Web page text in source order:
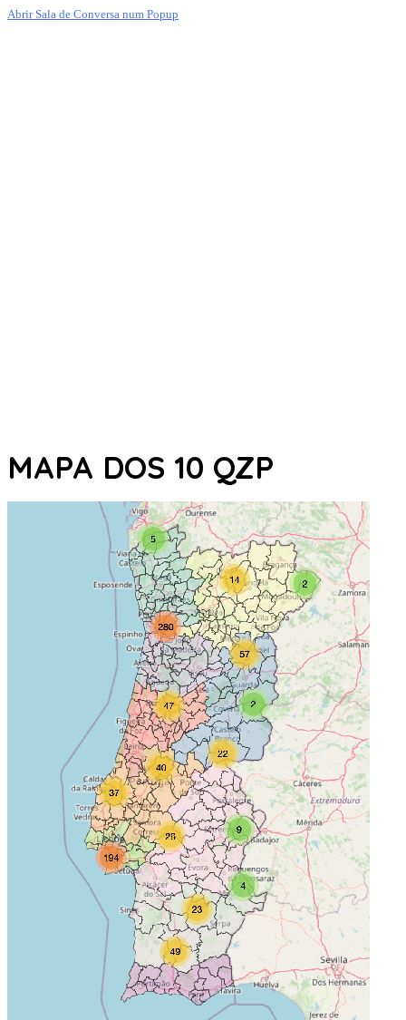
Abrir Sala de Conversa num Popup
MAPA DOS 10 QZP